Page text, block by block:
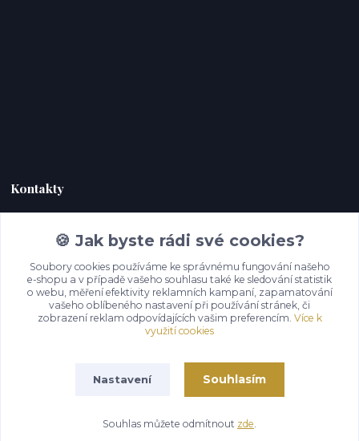
Kontakty
Zákaznická podpora Hoky kůže
+420 732 292 232
(Po-Pá, 9-18 hod.)
info@hoky-kuze.cz
Vytvořeno na Eshop-rychle.cz
🍪 Jak byste rádi své cookies?
Soubory cookies používáme ke správnému fungování našeho
e-shopu a v případě vašeho souhlasu také ke sledování statistik
o webu, měření efektivity reklamních kampaní, zapamatování
vašeho oblíbeného nastavení při používání stránek, či
zobrazení reklam odpovídajících vašim preferencím. Více k
využití cookies
Nastavení Souhlasím
Souhlas můžete odmítnout zde